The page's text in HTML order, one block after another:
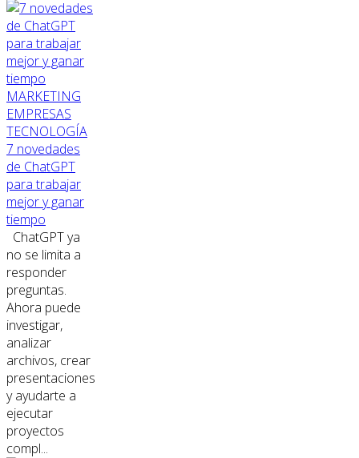
MARKETING
EMPRESAS
TECNOLOGÍA
7 novedades
de ChatGPT
para trabajar
mejor y ganar
tiempo
ChatGPT ya
no se limita a
responder
preguntas.
Ahora puede
investigar,
analizar
archivos, crear
presentaciones
y ayudarte a
ejecutar
proyectos
compl...